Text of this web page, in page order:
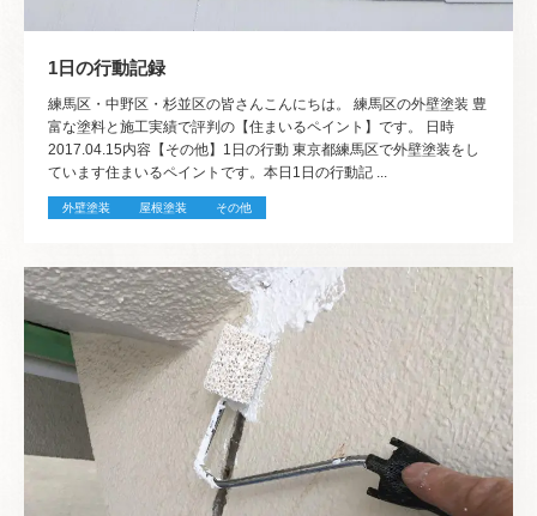
1日の行動記録
練馬区・中野区・杉並区の皆さんこんにちは。 練馬区の外壁塗装 豊
富な塗料と施工実績で評判の【住まいるペイント】です。 日時
2017.04.15内容【その他】1日の行動 東京都練馬区で外壁塗装をし
ています住まいるペイントです。本日1日の行動記 ...
外壁塗装 屋根塗装 その他